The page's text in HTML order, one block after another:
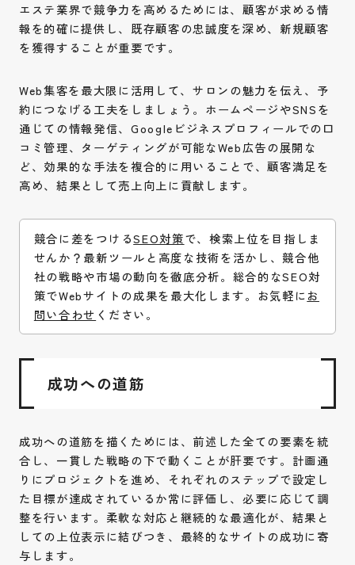
エステ業界で競争力を高めるためには、顧客が求める情
報を的確に提供し、既存顧客の忠誠度を深め、新規顧客
を獲得することが重要です。
Web集客を最大限に活用して、サロンの魅力を伝え、予
約につなげる工夫をしましょう。ホームページやSNSを
通じての情報発信、Googleビジネスプロフィールでの口
コミ管理、ターゲティングが可能なWeb広告の展開な
ど、効果的な手法を複合的に用いることで、顧客満足を
高め、結果として売上向上に貢献します。
競合に差をつけるSEO対策で、検索上位を目指しま
せんか？最新ツールと高度な技術を活かし、競合他
社の戦略や市場の動向を徹底分析。総合的なSEO対
策でWebサイトの成果を最大化します。お気軽にお
問い合わせ ください。
成功への道筋
成功への道筋を描くためには、前述した全ての要素を統
合し、一貫した戦略の下で動くことが肝要です。計画通
りにプロジェクトを進め、それぞれのステップで設定し
た目標が達成されているか常に評価し、必要に応じて調
整を行います。柔軟な対応と継続的な最適化が、結果と
しての上位表示に結びつき、最終的なサイトの成功に寄
与します。